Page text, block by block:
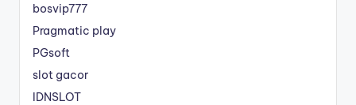
bosvip777
Pragmatic play
PGsoft
slot gacor
IDNSLOT